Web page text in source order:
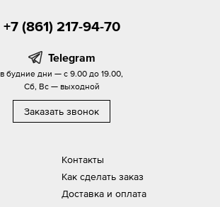
Контакты
Как сделать заказ
Доставка и оплата
+7 (861) 217-94-70
Telegram
в будние дни — с 9.00 до 19.00,
Сб, Вс — выходной
Заказать звонок